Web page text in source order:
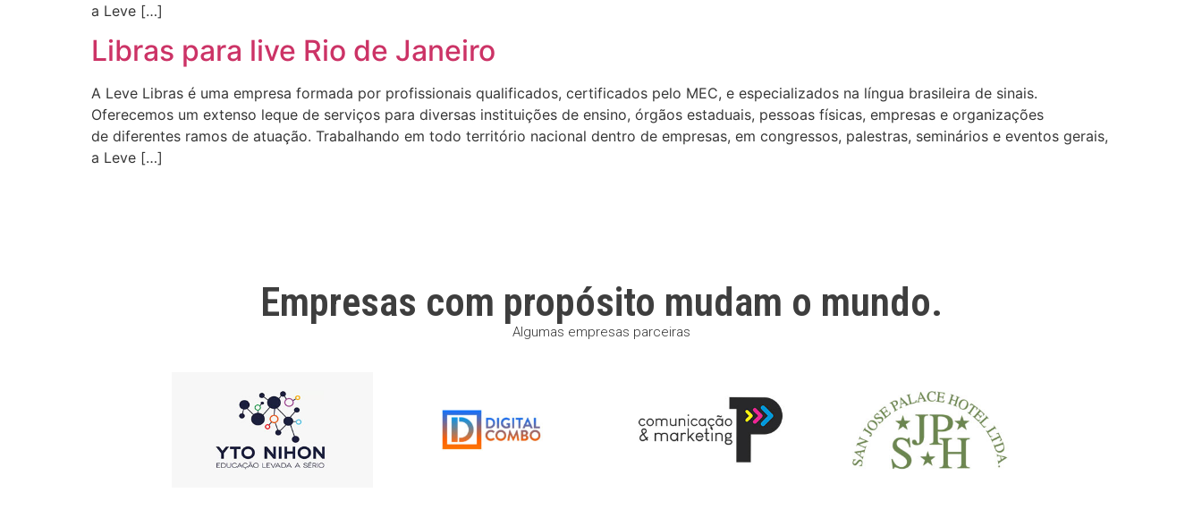
a Leve […]
Libras para live Rio de Janeiro
A Leve Libras é uma empresa formada por profissionais qualificados, certificados pelo MEC, e especializados na língua brasileira de sinais.
Oferecemos um extenso leque de serviços para diversas instituições de ensino, órgãos estaduais, pessoas físicas, empresas e organizações
de diferentes ramos de atuação. Trabalhando em todo território nacional dentro de empresas, em congressos, palestras, seminários e eventos gerais,
a Leve […]
Empresas com propósito mudam o mundo.
Algumas empresas parceiras